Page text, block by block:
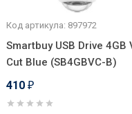
Код артикула: 897972
Smartbuy USB Drive 4GB
Cut Blue (SB4GBVC-B)
410 ₽